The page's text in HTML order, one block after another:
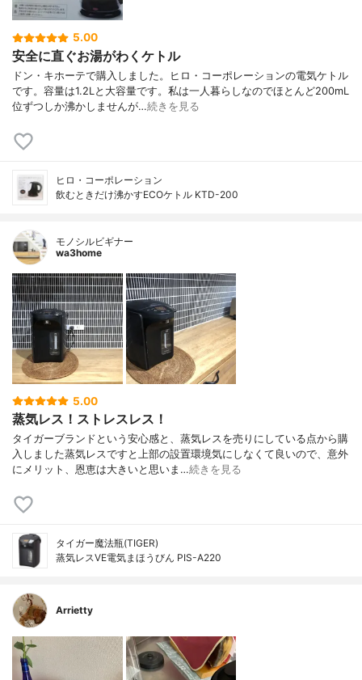
5.00
安全に直ぐお湯がわくケトル
ドン・キホーテで購入しました。ヒロ・コーポレーションの電気ケトル
です。容量は1.2Lと大容量です。私は一人暮らしなのでほとんど200mL
位ずつしか沸かしませんが…続きを見る
ヒロ・コーポレーション
飲むときだけ沸かすECOケトル KTD-200
モノシルビギナー
wa3home
5.00
蒸気レス！ストレスレス！
タイガーブランドという安心感と、蒸気レスを売りにしている点から購
入しました蒸気レスですと上部の設置環境気にしなくて良いので、意外
にメリット、恩恵は大きいと思いま…続きを見る
タイガー魔法瓶(TIGER)
蒸気レスVE電気まほうびん PIS-A220
Arrietty